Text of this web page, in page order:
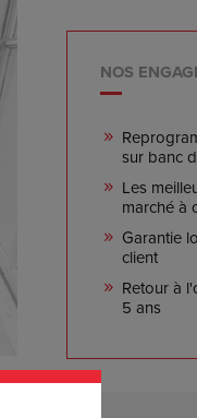
NOS
sur banc
Les
marché à
Garantie
client
Retour à
5 ans